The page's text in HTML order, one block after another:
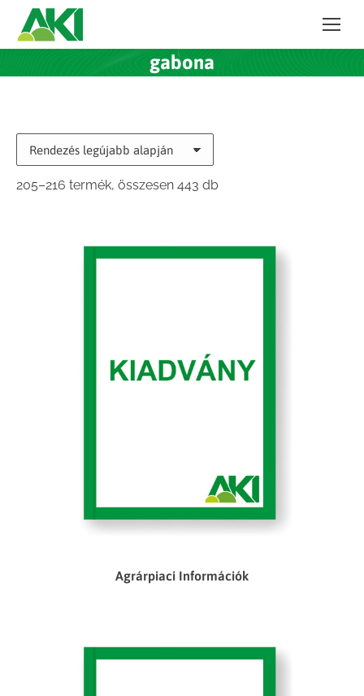
gabona
205–216 termék, összesen 443 dbSorted
Agrárpiaci Információk